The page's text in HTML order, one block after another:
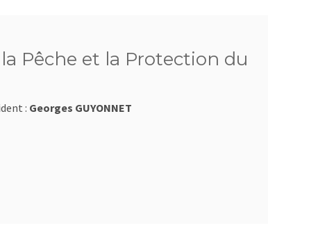
Pêche et la Protection du
: Georges GUYONNET